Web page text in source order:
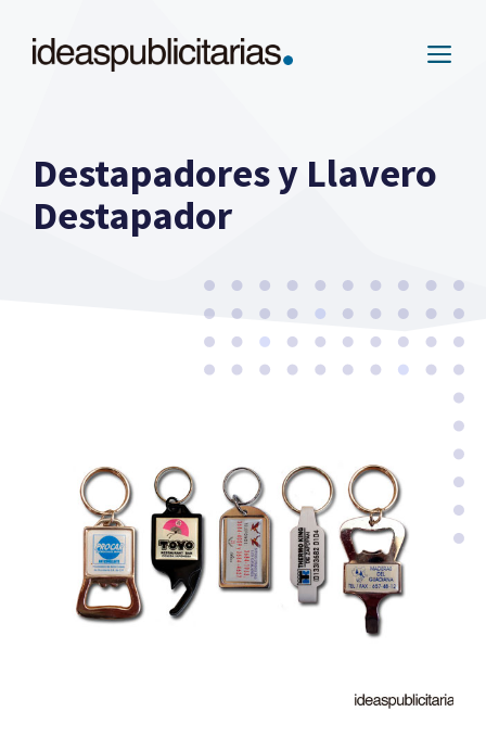
Destapadores y Llavero
Destapador